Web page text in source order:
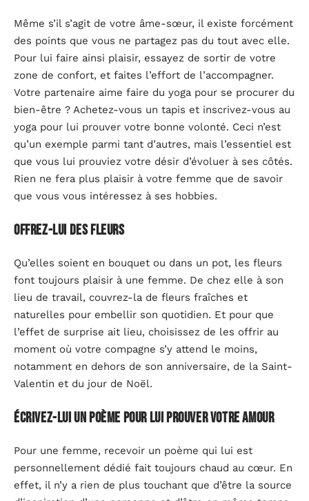
Même s’il s’agit de votre âme-sœur, il existe forcément
des points que vous ne partagez pas du tout avec elle.
Pour lui faire ainsi plaisir, essayez de sortir de votre
zone de confort, et faites l’effort de l’accompagner.
Votre partenaire aime faire du yoga pour se procurer du
bien-être ? Achetez-vous un tapis et inscrivez-vous au
yoga pour lui prouver votre bonne volonté. Ceci n’est
qu’un exemple parmi tant d’autres, mais l’essentiel est
que vous lui prouviez votre désir d’évoluer à ses côtés.
Rien ne fera plus plaisir à votre femme que de savoir
que vous vous intéressez à ses hobbies.
Offrez-lui des fleurs
Qu’elles soient en bouquet ou dans un pot, les fleurs
font toujours plaisir à une femme. De chez elle à son
lieu de travail, couvrez-la de fleurs fraîches et
naturelles pour embellir son quotidien. Et pour que
l’effet de surprise ait lieu, choisissez de les offrir au
moment où votre compagne s’y attend le moins,
notamment en dehors de son anniversaire, de la Saint-
Valentin et du jour de Noël.
Écrivez-lui un poème pour lui prouver votre amour
Pour une femme, recevoir un poème qui lui est
personnellement dédié fait toujours chaud au cœur. En
effet, il n’y a rien de plus touchant que d’être la source